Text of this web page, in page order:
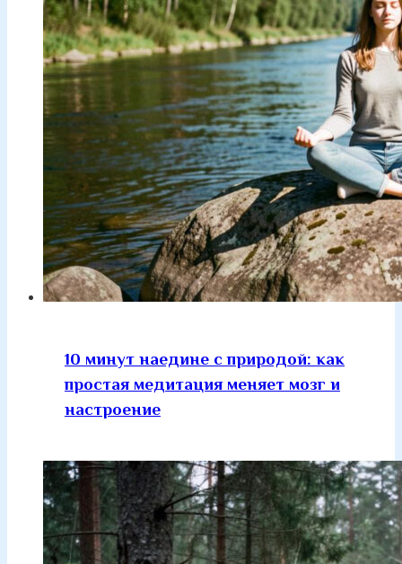
10 минут наедине с природой: как
простая медитация меняет мозг и
настроение